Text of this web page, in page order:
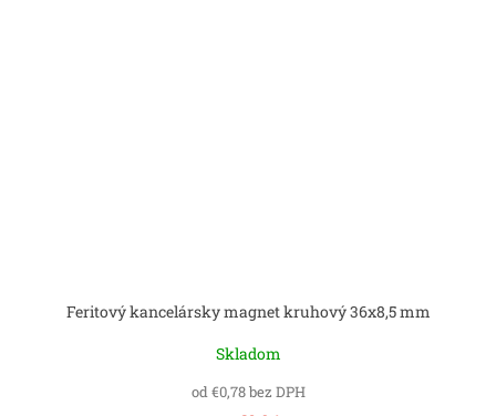
Feritový kancelársky magnet kruhový 36x8,5 mm
Skladom
od €0,78 bez DPH